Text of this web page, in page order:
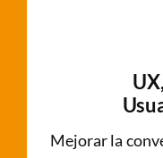
Mejorar la